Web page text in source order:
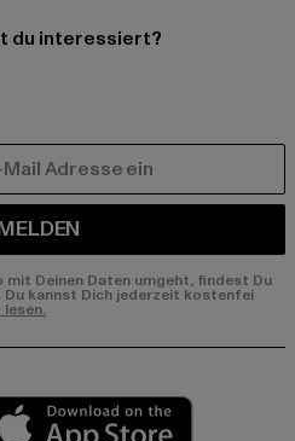
du interessiert?
Deinen Daten umgeht, findest Du
kannst Dich jederzeit kostenfei
market